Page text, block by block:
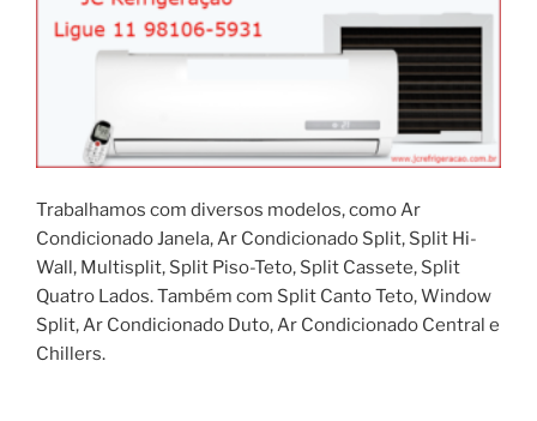
Trabalhamos com diversos modelos, como Ar
Condicionado Janela, Ar Condicionado Split, Split Hi-
Wall, Multisplit, Split Piso-Teto, Split Cassete, Split
Quatro Lados. Também com Split Canto Teto, Window
Split, Ar Condicionado Duto, Ar Condicionado Central e
Chillers.